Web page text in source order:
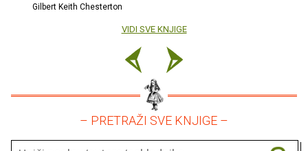
Gilbert Keith Chesterton
VIDI SVE KNJIGE
– PRETRAŽI SVE KNJIGE –